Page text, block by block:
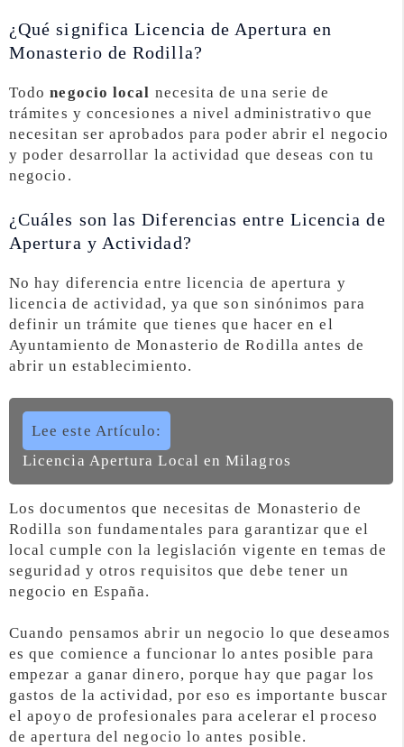
¿Qué significa Licencia de Apertura en
Monasterio de Rodilla?
Todonegocio local necesita de una serie de
trámites y concesiones a nivel administrativo que
necesitan ser aprobados para poder abrir el negocio
y poder desarrollar la actividad que deseas con tu
negocio.
¿Cuáles son las Diferencias entre Licencia de
Apertura y Actividad?
No hay diferencia entre licencia de apertura y
licencia de actividad, ya que son sinónimos para
definir un trámite que tienes que hacer en el
Ayuntamiento de Monasterio de Rodilla antes de
abrir un establecimiento.
Lee este Artículo:
Licencia Apertura Local en Milagros
Los documentos que necesitas de Monasterio de
Rodilla son fundamentales para garantizar que el
local cumple con la legislación vigente en temas de
seguridad y otros requisitos que debe tener un
negocio en España.
Cuando pensamos abrir un negocio lo que deseamos
es que comience a funcionar lo antes posible para
empezar a ganar dinero, porque hay que pagar los
gastos de la actividad, por eso es importante buscar
el apoyo de profesionales para acelerar el proceso
de apertura del negocio lo antes posible.